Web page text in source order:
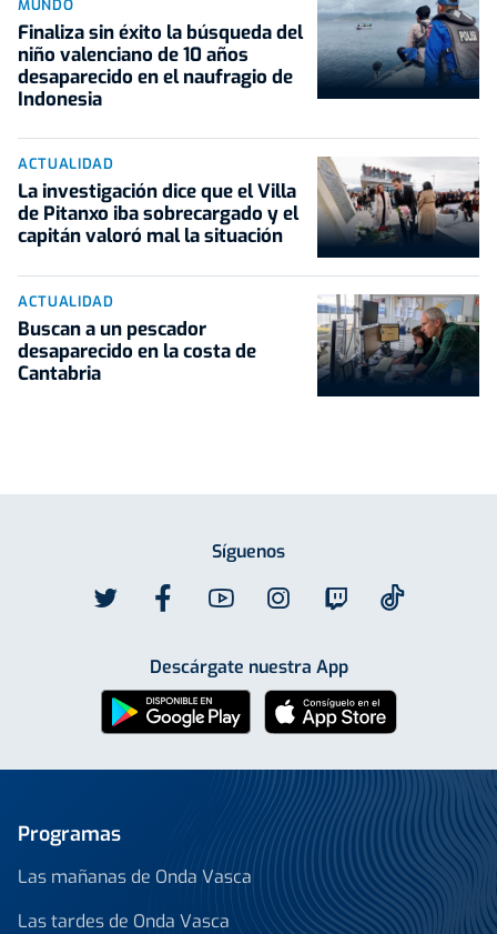
MUNDO
Finaliza sin éxito la búsqueda del
niño valenciano de 10 años
desaparecido en el naufragio de
Indonesia
ACTUALIDAD
La investigación dice que el Villa
de Pitanxo iba sobrecargado y el
capitán valoró mal la situación
ACTUALIDAD
Buscan a un pescador
desaparecido en la costa de
Cantabria
Síguenos
Descárgate nuestra App
Programas
Las mañanas de Onda Vasca
Las tardes de Onda Vasca